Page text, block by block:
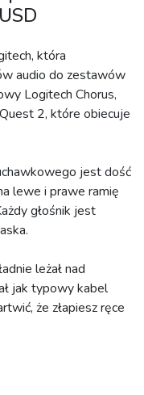
która
audio do zestawów
Logitech Chorus,
2, które obiecuje
jest dość
lewe i prawe ramię
głośnik jest
leżał nad
jak typowy kabel
że złapiesz ręce